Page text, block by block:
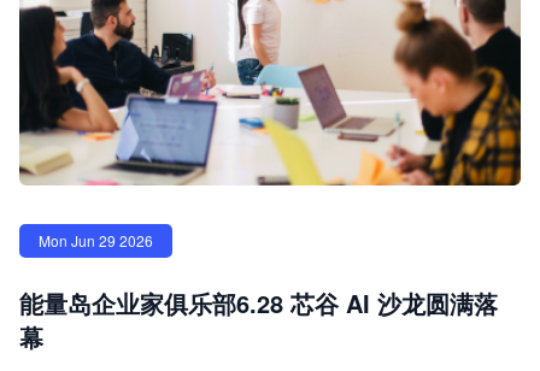
Mon Jun 29 2026
能量岛企业家俱乐部6.28 芯谷 AI 沙龙圆满落
幕